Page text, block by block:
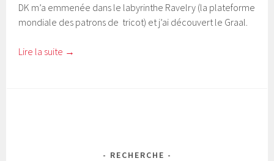
DK m’a emmenée dans le labyrinthe Ravelry (la plateforme
mondiale des patrons de tricot) et j’ai découvert le Graal.
Lire la suite →
RECHERCHE